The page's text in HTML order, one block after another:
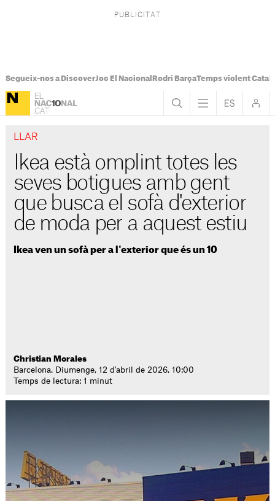
Segueix-nos a DiscoverJoc El Nacional Rodri BarçaTemps violent
LLAR
Ikea està omplint totes les
seves botigues amb gent
que busca el sofà d'exterior
de moda per a aquest estiu
Ikea ven un sofà per a l'exterior que és un 10
Christian Morales
Barcelona. Diumenge, 12 d'abril de 2026. 10:00
Temps de lectura: 1 minut